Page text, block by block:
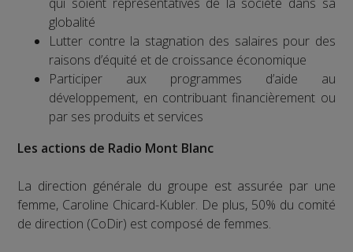
qui soient représentatives de la société dans sa
globalité
Lutter contre la stagnation des salaires pour des
raisons d’équité et de croissance économique
Participer aux programmes d’aide au
développement, en contribuant financièrement ou
par ses produits et services
Les actions de Radio Mont Blanc
La direction générale du groupe est assurée par une
femme, Caroline Chicard-Kubler. De plus, 50% du comité
de direction (CoDir) est composé de femmes.